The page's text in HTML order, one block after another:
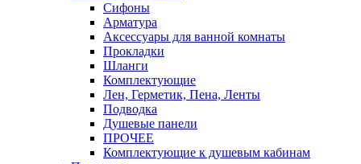
Сифоны
Арматура
Аксессуары для ванной комнаты
Прокладки
Шланги
Комплектующие
Лен, Герметик, Пена, Ленты
Подводка
Душевые панели
ПРОЧЕЕ
Комплектующие к душевым кабинам